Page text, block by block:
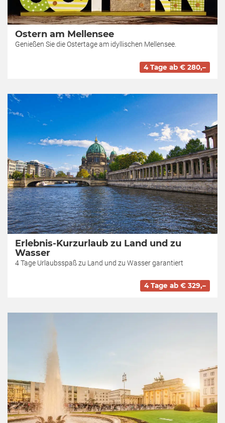
Ostern am Mellensee
Genießen Sie die Ostertage am idyllischen Mellensee.
4 Tage ab € 280,–
Erlebnis-Kurzurlaub zu Land und zu
Wasser
4 Tage Urlaubsspaß zu Land und zu Wasser garantiert
4 Tage ab € 329,–